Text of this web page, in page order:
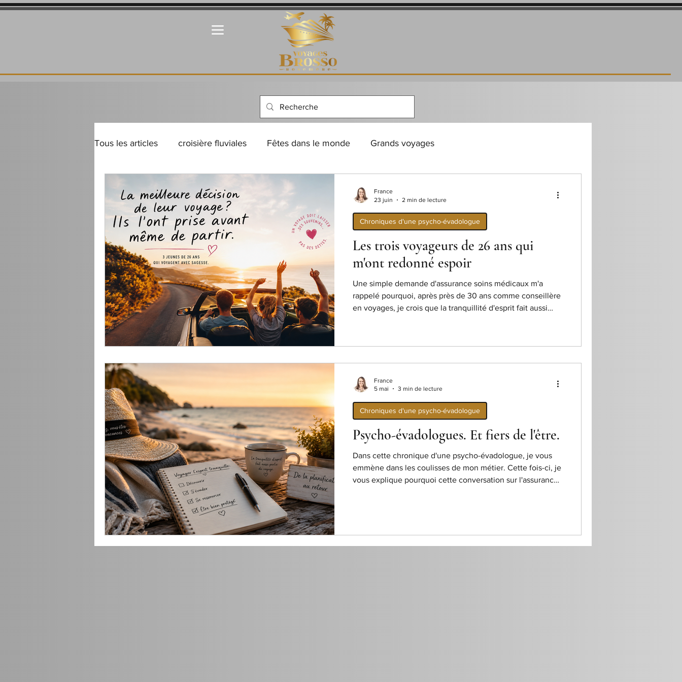
Tous les articles croisière fluviales Fêtes dans le monde Grands voyages
Destinations incontournables Vacances au bord de la mer
Conseils de pro Conseils de voyage Chroniques d'une psycho-évadologue
Les trois voyageurs de 26 ans qui
m'ont redonné espoir
Une simple demande d'assurance soins médicaux m'a
rappelé pourquoi, après près de 30 ans comme conseillère
en voyages, je crois que la tranquillité d'esprit fait aussi
Chroniques d'une psycho-évadologue
France
23 juin
2 min de lecture
Psycho-évadologues. Et fiers de l'être.
Dans cette chronique d'une psycho-évadologue, je vous
emmène dans les coulisses de mon métier. Cette fois-ci, je
vous explique pourquoi cette conversation sur l'assurance
Chroniques d'une psycho-évadologue
France
5 mai
3 min de lecture